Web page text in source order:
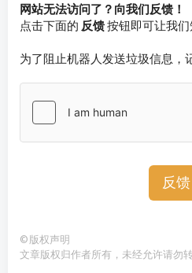
网站无法访问了？向我们反馈！
点击下面的 反馈按钮即可让我们
为了阻止机器人发送垃圾信息，
反馈
© 版权声明
文章版权归作者所有，未经允许请勿转